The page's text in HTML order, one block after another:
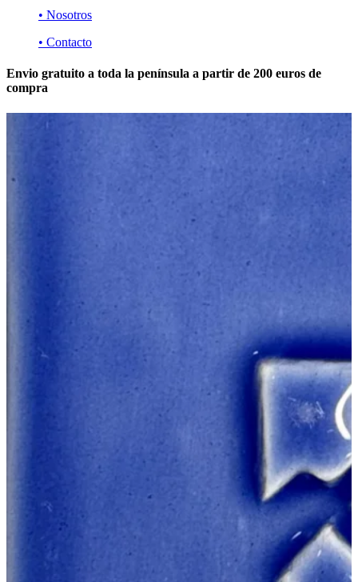
• Nosotros
• Contacto
Envio gratuito a toda la península a partir de 200 euros de
compra